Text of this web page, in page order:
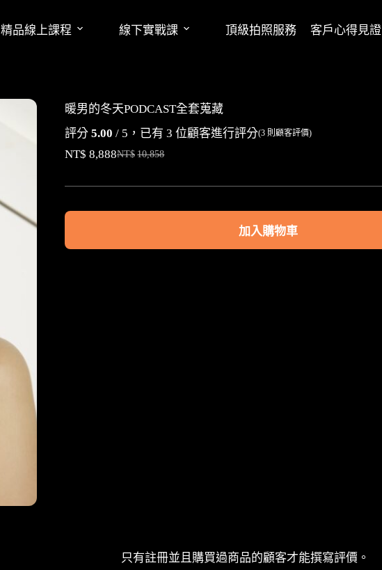
精品線上課程 線下實戰課 頂級拍照服務 客戶心得見證
暖男的冬天PODCAST全套蒐藏
評分 5.00 / 5，已有 3 位顧客進行評分(3則顧客評價)
NT$ 10,858
NT$ 8,888
加入購物車
只有註冊並且購買過商品的顧客才能撰寫評價。